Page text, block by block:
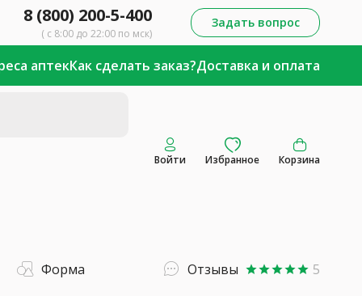
8 (800) 200-5-400
( с 8:00 до 22:00 по мск)
Задать вопрос
аптекКак сделать заказ?Доставка и оплата
Войти Избранное Корзина
Форма Отзывы starstarstarstarstar 5